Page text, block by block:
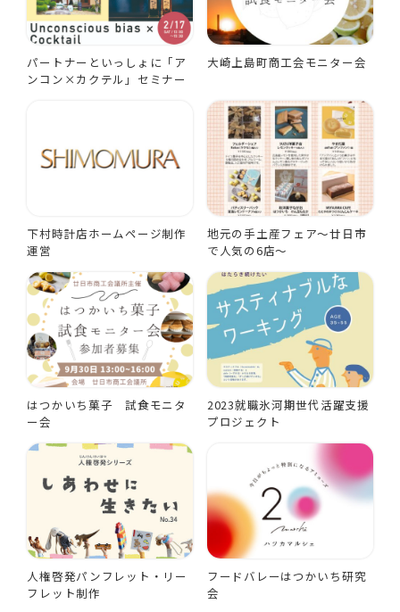
パートナーといっしょに「ア
ンコン×カクテル」セミナー
大崎上島町商工会モニター会
下村時計店ホームページ制作
運営
地元の手土産フェア～廿日市
で人気の6店～
はつかいち菓子 試食モニタ
ー会
2023就職氷河期世代活躍支援
プロジェクト
人権啓発パンフレット・リー
フレット制作
フードバレーはつかいち研究
会